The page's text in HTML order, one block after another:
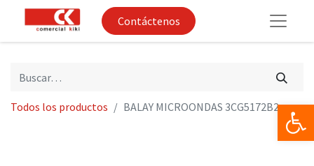
Contáctenos
Todos los productos BALAY MICROONDAS 3CG5172B2